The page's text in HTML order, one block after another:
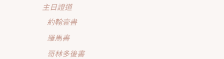
主日證道
約翰壹書
羅馬書
哥林多後書